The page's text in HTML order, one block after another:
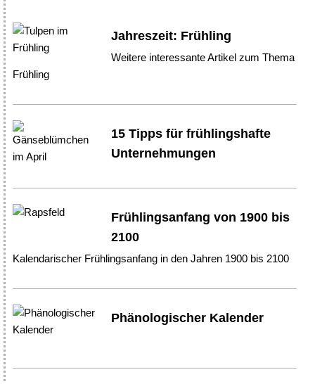
Jahreszeit: Frühling
Weitere interessante Artikel zum Thema
Frühling
15 Tipps für frühlingshafte
Unternehmungen
Frühlingsanfang von 1900 bis
2100
Kalendarischer Frühlingsanfang in den Jahren 1900 bis 2100
Phänologischer Kalender